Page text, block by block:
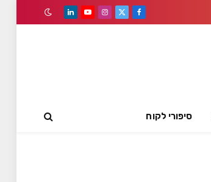
Facebook
X
Instagram
YouTube
LinkedIn
סיפורי לקוח